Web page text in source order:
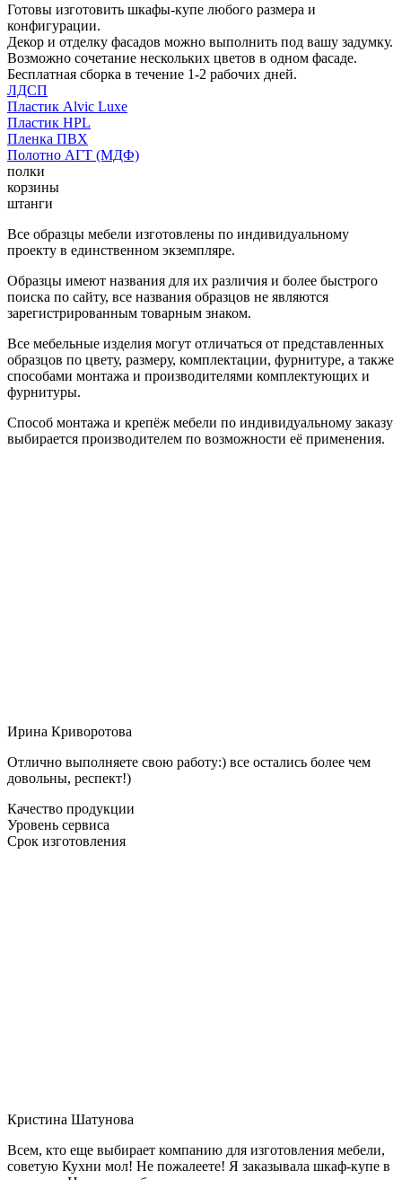
Готовы изготовить шкафы-купе любого размера и
конфигурации.
Декор и отделку фасадов можно выполнить под вашу задумку.
Возможно сочетание нескольких цветов в одном фасаде.
Бесплатная сборка в течение 1-2 рабочих дней.
ЛДСП
Пластик Alvic Luxe
Пластик HPL
Пленка ПВХ
Полотно АГТ (МДФ)
полки
корзины
штанги
Все образцы мебели изготовлены по индивидуальному
проекту в единственном экземпляре.
Образцы имеют названия для их различия и более быстрого
поиска по сайту, все названия образцов не являются
зарегистрированным товарным знаком.
Все мебельные изделия могут отличаться от представленных
образцов по цвету, размеру, комплектации, фурнитуре, а также
способами монтажа и производителями комплектующих и
фурнитуры.
Способ монтажа и крепёж мебели по индивидуальному заказу
выбирается производителем по возможности её применения.
Ирина Криворотова
Отлично выполняете свою работу:) все остались более чем
довольны, респект!)
Качество продукции
Уровень сервиса
Срок изготовления
Кристина Шатунова
Всем, кто еще выбирает компанию для изготовления мебели,
советую Кухни мол! Не пожалеете! Я заказывала шкаф-купе в